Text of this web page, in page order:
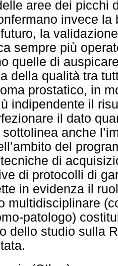
aree dei picchi
invece
la
sempre più
quelle di
della qualità tra
prostatico, in
indipendente il
il dato
anche
del
tecniche di
di protocolli di
in evidenza il
multidisciplinare
patologo)
dello studio sulla